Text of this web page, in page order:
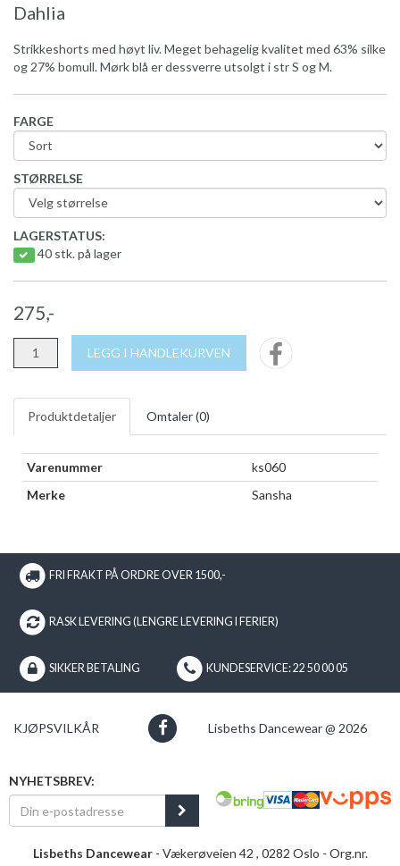
Dahlia
Strikkeshorts med høyt liv. Meget behagelig kvalitet med 63% silke
og 27% bomull. Mørk blå er dessverre utsolgt i str S og M.
FARGE
STØRRELSE
LAGERSTATUS:
40 stk. på lager
275,-
LEGG I HANDLEKURVEN
Produktdetaljer Omtaler (0)
Varenummer
ks060
Merke
Sansha
FRI FRAKT PÅ ORDRE OVER 1500,-
RASK LEVERING (LENGRE LEVERING I FERIER)
SIKKER BETALING KUNDESERVICE: 22 50 00 05
KJØPSVILKÅR Lisbeths Dancewear @ 2026
NYHETSBREV:
Lisbeths Dancewear- Vækerøveien 42 , 0282 Oslo - Org.nr.